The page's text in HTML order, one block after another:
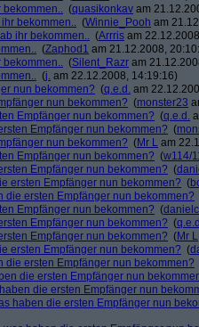
bekommen.. (quasikonkav am
bekommen.. (Winnie_Pooh am
ihr bekommen.. (Arrris am
(Zaphod1 am 21.12.2008,
bekommen.. (Silent_Razr am
(j. am 22.12.2008, 14:19:16)
nun bekommen? (q.e.d. am
nun bekommen? (monster23
Empfänger nun bekommen? (q.e.d.
Empfänger nun bekommen? (
nun bekommen? (Mr L am
Empfänger nun bekommen? (w114/
Empfänger nun bekommen? (
ersten Empfänger nun bekommen? (
die ersten Empfänger nun bekommen?
Empfänger nun bekommen? (
Empfänger nun bekommen? (
Empfänger nun bekommen? (Mr L
ersten Empfänger nun bekommen? (
die ersten Empfänger nun bekommen?
die ersten Empfänger nun
die ersten Empfänger nun
haben die ersten Empfänger nun